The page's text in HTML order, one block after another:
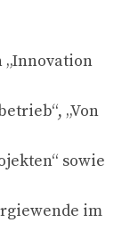
„Innovation
„Von
sowie
im